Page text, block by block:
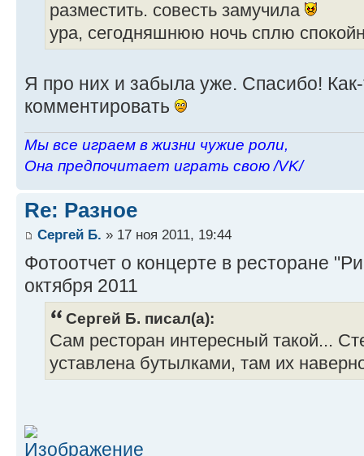
разместить. совесть замучила
ура, сегодняшнюю ночь сплю
Я про них и забыла уже. Спасибо!
комментировать
Мы все играем в жизни чужие роли,
Она предпочитает играть свою /VK/
Re: Разное
Сергей Б. » 17 ноя 2011, 19:44
Фотоотчет о концерте в ресторане
октября 2011
Сергей Б. писал(а):
Сам ресторан интересный такой...
уставлена бутылками, там их